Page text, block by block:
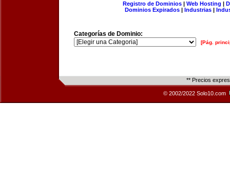
Registro de Dominios| Web Hosting |
Dominios Expirados | Industrias |
Categorías de Dominio:
[Pág.
** Precios
© 2002/2022 Solo10.com